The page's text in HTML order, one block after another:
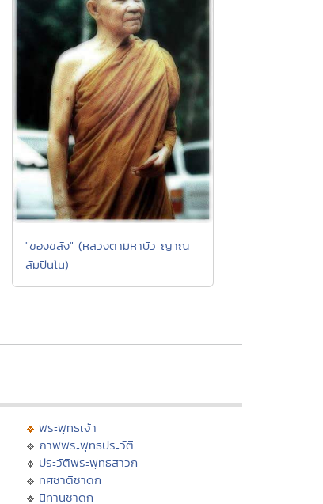
"ของขลัง" (หลวงตามหาบัว ญาณ
สัมปันโน)
พระพุทธเจ้า
ภาพพระพุทธประวัติ
ประวัติพระพุทธสาวก
ทศชาติชาดก
นิทานชาดก